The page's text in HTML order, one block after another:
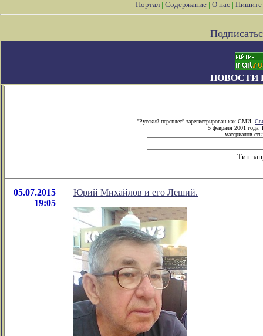
Портал| Содержание| О нас| Пишите
НОВОСТИ
"Русский переплет" зарегистрирован как СМИ.
5 февраля 2001 года.
материалов
Тип
05.07.2015
19:05
Юрий Михайлов и его Леший.